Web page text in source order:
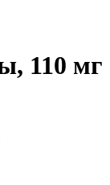
110 мг